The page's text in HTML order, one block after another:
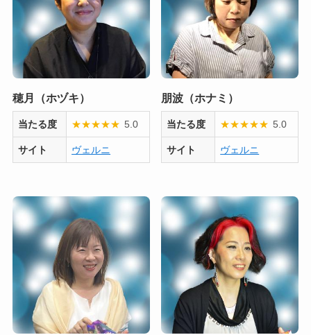
穂月（ホヅキ）
当たる度 ★★★★★ 5.0
サイト ヴェルニ
朋波（ホナミ）
当たる度 ★★★★★ 5.0
サイト ヴェルニ